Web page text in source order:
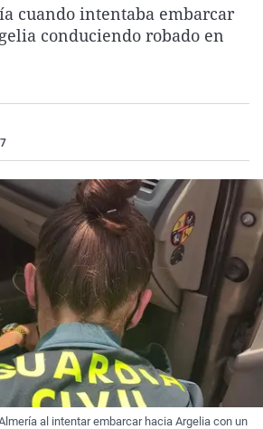
La rosa de los vientos
Gente viajera
Caso
Retornados
Operación Viuda
Extremadura
Galicia
Navarra
Virales
Televisión
cuando intentaba embarcar
conduciendo robado en
al intentar embarcar hacia Argelia con un